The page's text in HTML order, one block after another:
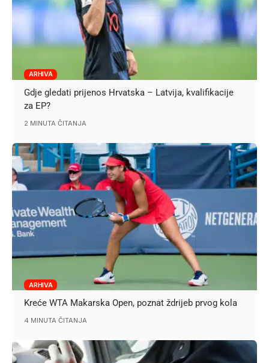
ARHIVA
Gdje gledati prijenos Hrvatska – Latvija, kvalifikacije
za EP?
2 MINUTA ČITANJA
ARHIVA
Kreće WTA Makarska Open, poznat ždrijeb prvog kola
4 MINUTA ČITANJA